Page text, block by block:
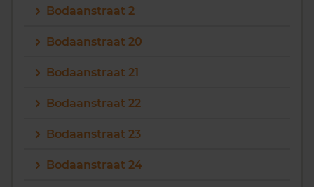
Bodaanstraat 2
Bodaanstraat 20
Bodaanstraat 21
Bodaanstraat 22
Bodaanstraat 23
Bodaanstraat 24